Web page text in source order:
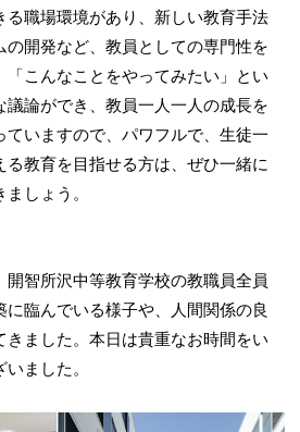
る職場環境があり、新しい教育手法
の開発など、教員としての専門性を
「こんなことをやってみたい」とい
議論ができ、教員一人一人の成長を
ていますので、パワフルで、生徒一
る教育を目指せる方は、ぜひ一緒に
しょう。
開智所沢中等教育学校の教職員全員
に臨んでいる様子や、人間関係の良
きました。本日は貴重なお時間をい
ました。